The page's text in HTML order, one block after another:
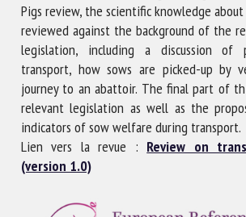
Pigs review, the scientific knowledge
reviewed against the background of the
legislation, including a discussion of
transport, how sows are picked-up by
journey to an abattoir. The final part of
relevant legislation as well as the
indicators of sow welfare during transport.
Lien vers la revue : Review on
(version 1.0)